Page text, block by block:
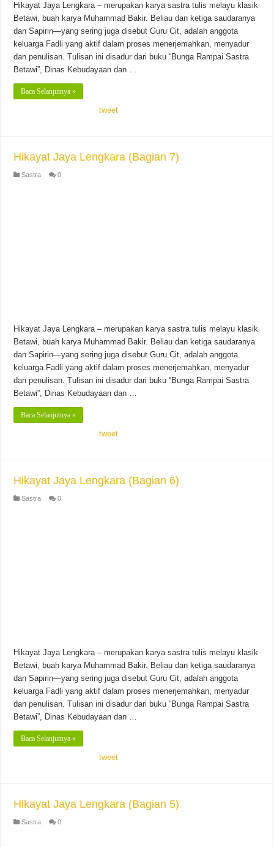
Hikayat Jaya Lengkara – merupakan karya sastra tulis melayu klasik
Betawi, buah karya Muhammad Bakir. Beliau dan ketiga saudaranya
dan Sapirin—yang sering juga disebut Guru Cit, adalah anggota
keluarga Fadli yang aktif dalam proses menerjemahkan, menyadur
dan penulisan. Tulisan ini disadur dari buku “Bunga Rampai Sastra
Betawi”, Dinas Kebudayaan dan …
Baca Selanjutnya »
tweet
Hikayat Jaya Lengkara (Bagian 7)
Sastra 0
Hikayat Jaya Lengkara – merupakan karya sastra tulis melayu klasik
Betawi, buah karya Muhammad Bakir. Beliau dan ketiga saudaranya
dan Sapirin—yang sering juga disebut Guru Cit, adalah anggota
keluarga Fadli yang aktif dalam proses menerjemahkan, menyadur
dan penulisan. Tulisan ini disadur dari buku “Bunga Rampai Sastra
Betawi”, Dinas Kebudayaan dan …
Baca Selanjutnya »
tweet
Hikayat Jaya Lengkara (Bagian 6)
Sastra 0
Hikayat Jaya Lengkara – merupakan karya sastra tulis melayu klasik
Betawi, buah karya Muhammad Bakir. Beliau dan ketiga saudaranya
dan Sapirin—yang sering juga disebut Guru Cit, adalah anggota
keluarga Fadli yang aktif dalam proses menerjemahkan, menyadur
dan penulisan. Tulisan ini disadur dari buku “Bunga Rampai Sastra
Betawi”, Dinas Kebudayaan dan …
Baca Selanjutnya »
tweet
Hikayat Jaya Lengkara (Bagian 5)
Sastra 0